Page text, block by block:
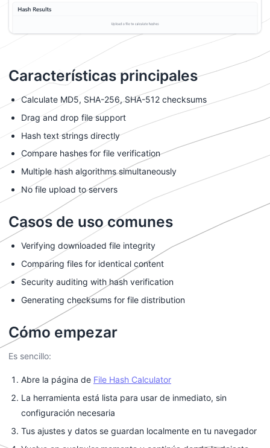
Características principales
Calculate MD5, SHA-256, SHA-512 checksums
Drag and drop file support
Hash text strings directly
Compare hashes for file verification
Multiple hash algorithms simultaneously
No file upload to servers
Casos de uso comunes
Verifying downloaded file integrity
Comparing files for identical content
Security auditing with hash verification
Generating checksums for file distribution
Cómo empezar
Es sencillo:
Abre la página de File Hash Calculator
La herramienta está lista para usar de inmediato, sin
configuración necesaria
Tus ajustes y datos se guardan localmente en tu navegador